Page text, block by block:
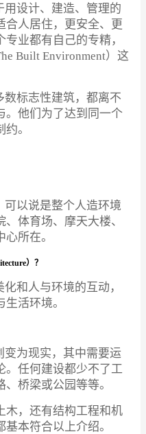
设计、建造、管理的
合人居住，更安全、更
业都有自己的专精，
Built Environment）这
标志性建筑，都离不
。他们为了达到同一个
。
以说是整个人造环境
体育场、摩天大楼、
所在。
）？
和人与环境的互动，
活环境。
为现实，其中需要运
。任何建设都少不了工
桥梁或公园等等。
木，还有结构工程和机
本符合以上介绍。